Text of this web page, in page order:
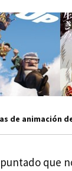
de animación
que